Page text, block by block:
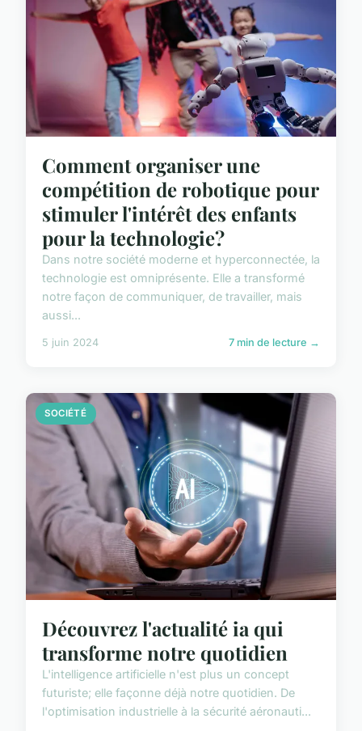
Comment organiser une
compétition de robotique pour
stimuler l'intérêt des enfants
pour la technologie?
Dans notre société moderne et hyperconnectée, la
technologie est omniprésente. Elle a transformé
notre façon de communiquer, de travailler, mais
aussi...
5 juin 2024 7 min de lecture →
SOCIÉTÉ
Découvrez l'actualité ia qui
transforme notre quotidien
L'intelligence artificielle n'est plus un concept
futuriste; elle façonne déjà notre quotidien. De
l'optimisation industrielle à la sécurité aéronauti...